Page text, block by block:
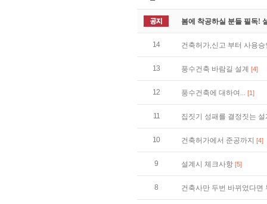
봄에 착공하실 분들 필독!
14 건축허가,신고 부터 사용
13 풍수건축 바람길 설계 [4]
12 풍수건축에 대하여... [1]
11 집짓기 성패를 결정짓는 설
10 건축허가에서 준공까지 [4]
9 설계시 체크사항 [5]
8 건축사만 두번 바뀌었다면